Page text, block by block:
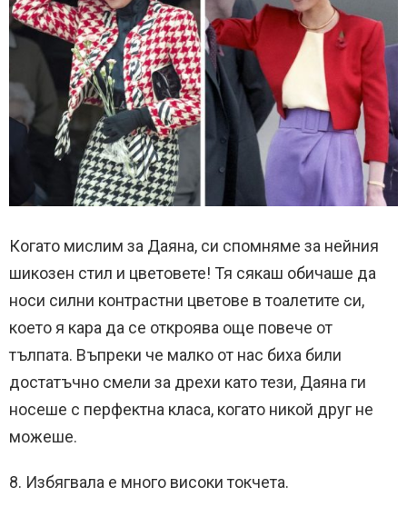
Когато мислим за Даяна, си спомняме за нейния
шикозен стил и цветовете! Тя сякаш обичаше да
носи силни контрастни цветове в тоалетите си,
което я кара да се откроява още повече от
тълпата. Въпреки че малко от нас биха били
достатъчно смели за дрехи като тези, Даяна ги
носеше с перфектна класа, когато никой друг не
можеше.
8. Избягвала е много високи токчета.